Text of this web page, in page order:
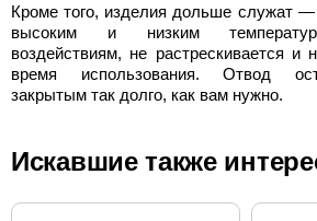
Кроме того, изделия дольше служат —
высоким и низким
воздействиям, не растрескивается и
время использования. Отвод
закрытым так долго, как вам нужно.
Искавшие также